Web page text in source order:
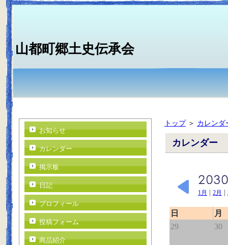
山都町郷土史伝承会
トップ＞ カレンダ
カレンダー
1月 | 2月 |
日
月
29
30
お知らせ
カレンダー
掲示板
日記
プロフィール
投稿フォーム
商品紹介